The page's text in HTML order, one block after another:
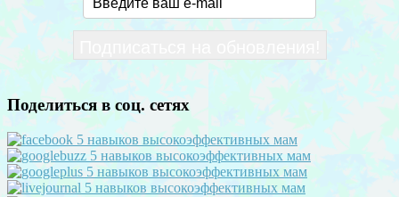
Поделиться в соц. сетях